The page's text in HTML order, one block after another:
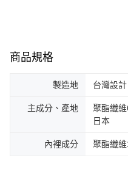
商品規格
製造地 台灣設
主成分、產地
聚酯纖
日本
內裡成分 聚酯纖